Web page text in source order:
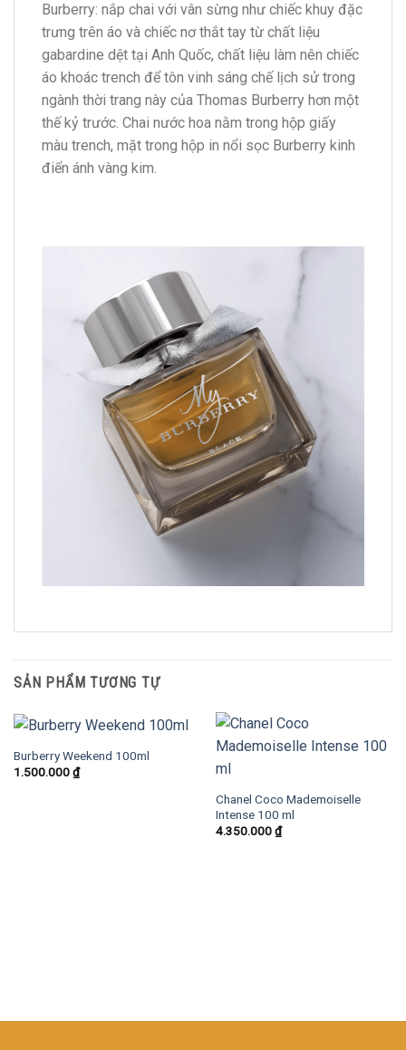
Burberry: nắp chai với vân sừng như chiếc khuy đặc
trưng trên áo và chiếc nơ thắt tay từ chất liệu
gabardine dệt tại Anh Quốc, chất liệu làm nên chiếc
áo khoác trench để tôn vinh sáng chế lịch sử trong
ngành thời trang này của Thomas Burberry hơn một
thế kỷ trước. Chai nước hoa nằm trong hộp giấy
màu trench, mặt trong hộp in nổi sọc Burberry kinh
điển ánh vàng kim.
SẢN PHẨM TƯƠNG TỰ
Burberry Weekend 100ml
1.500.000₫
Chanel Coco Mademoiselle
Intense 100 ml
4.350.000₫